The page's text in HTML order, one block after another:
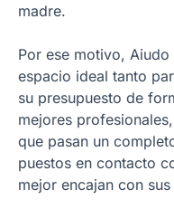
madre.
Por ese motivo,
espacio ideal tanto
su presupuesto de
mejores
que pasan un
puestos en contacto
mejor encajan con